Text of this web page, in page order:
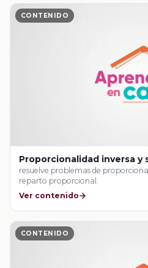
CONTENIDO
Proporcionalidad inversa y
resuelve problemas de
reparto proporcional.
Ver contenido
CONTENIDO